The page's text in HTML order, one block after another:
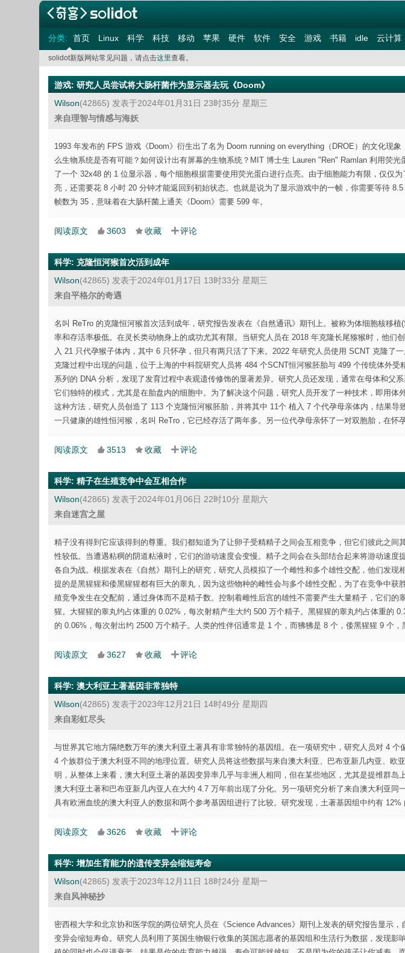
分类: 首页 Linux 科学 科技 移动 苹果 硬件 软件 安全 游戏 书籍 idle 云计算
solidot新版网站常见问题，请点击这里查看。
游戏: 研究人员尝试将大肠杆菌作为显示器去玩《Doom》
Wilson(42865) 发表于2024年01月31日 23时35分 星期三
来自理智与情感与海妖
1993 年发布的 FPS 游戏《Doom》衍生出了名为 Doom running on everything（DROE）的文化现
么生物系统是否有可能？如何设计出有屏幕的生物系统？MIT 博士生 Lauren "Ren" Ramlan 利用荧
了一个 32x48 的 1 位显示器，每个细胞根据需要使用荧光蛋白进行点亮。由于细胞能力有限，仅仅
亮，还需要花 8 小时 20 分钟才能返回到初始状态。也就是说为了显示游戏中的一帧，你需要等待
帧数为 35，意味着在大肠杆菌上通关《Doom》需要 599 年。
阅读原文 3603 收藏 评论
科学: 克隆恒河猴首次活到成年
Wilson(42865) 发表于2024年01月17日 13时33分 星期三
来自平格尔的奇遇
名叫 ReTro 的克隆恒河猴首次活到成年，研究报告发表在《自然通讯》期刊上。被称为体细胞核移
率和存活率极低。在灵长类动物身上的成功尤其有限。当研究人员在 2018 年克隆长尾猕猴时，他们
入 21 只代孕猴子体内，其中 6 只怀孕，但只有两只活了下来。2022 年研究人员使用 SCNT 克隆了
克隆过程中出现的问题，位于上海的中科院研究人员将 484 个SCNT恒河猴胚胎与 499 个传统体外
系列的 DNA 分析，发现了发育过程中表观遗传修饰的显著差异。研究人员还发现，通常在母体和父
它们独特的模式，尤其是在胎盘内的细胞中。为了解决这个问题，研究人员开发了一种技术，即用体
这种方法，研究人员创造了 113 个克隆恒河猴胚胎，并将其中 11个 植入 7 个代孕母亲体内，结果导
一只健康的雄性恒河猴，名叫 ReTro，它已经存活了两年多。另一位代孕母亲怀了一对双胞胎，在怀
阅读原文 3513 收藏 评论
科学: 精子在生殖竞争中会互相合作
Wilson(42865) 发表于2024年01月06日 22时10分 星期六
来自迷宫之屋
精子没有得到它应该得到的尊重。我们都知道为了让卵子受精精子之间会互相竞争，但它们彼此之间
性较低。当遭遇粘稠的阴道粘液时，它们的游动速度会变慢。精子之间会在头部结合起来将游动速度
各自为战。根据发表在《自然》期刊上的研究，研究人员模拟了一个雌性和多个雄性交配，他们发现
提的是黑猩猩和倭黑猩猩都有巨大的睾丸，因为这些物种的雌性会与多个雄性交配，为了在竞争中获
殖竞争发生在交配前，通过身体而不是精子数。控制着雌性后宫的雄性不需要产生大量精子，它们的
猩。大猩猩的睾丸约占体重的 0.02%，每次射精产生大约 500 万个精子。黑猩猩的睾丸约占体重的
的 0.06%，每次射出约 2500 万个精子。人类的性伴侣通常是 1 个，而狒狒是 8 个，倭黑猩猩 9 个，
阅读原文 3627 收藏 评论
科学: 澳大利亚土著基因非常独特
Wilson(42865) 发表于2023年12月21日 14时49分 星期四
来自彩虹尽头
与世界其它地方隔绝数万年的澳大利亚土著具有非常独特的基因组。在一项研究中，研究人员对 4
4 个族群位于澳大利亚不同的地理位置。研究人员将这些数据与来自澳大利亚、巴布亚新几内亚、欧
明，从整体上来看，澳大利亚土著的基因变异率几乎与非洲人相同，但在某些地区，尤其是提维群岛
澳大利亚土著和巴布亚新几内亚人在大约 4.7 万年前出现了分化。另一项研究分析了来自澳大利亚同
具有欧洲血统的澳大利亚人的数据和两个参考基因组进行了比较。研究发现，土著基因组中约有 12%
阅读原文 3626 收藏 评论
科学: 增加生育能力的遗传变异会缩短寿命
Wilson(42865) 发表于2023年12月11日 18时24分 星期一
来自风神秘抄
密西根大学和北京协和医学院的两位研究人员在《Science Advances》期刊上发表的研究报告显示
变异会缩短寿命。研究人员利用了英国生物银行收集的英国志愿者的基因组和生活行为数据，发现影